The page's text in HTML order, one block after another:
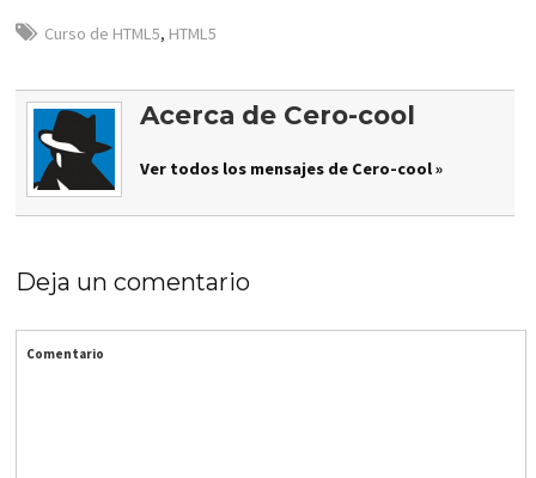
Curso de HTML5, HTML5
Acerca de Cero-cool
Ver todos los mensajes de Cero-cool »
Deja un comentario
Comentario